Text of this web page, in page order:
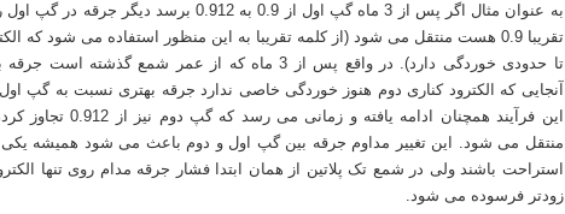
به عنوان مثال اگر پس از 3 ماه گپ اول از 0.9 به
تا حدودی خوردگی دارد). در واقع پس از 3 ماه که از عمر شمع
آنجایی که الکترود کناری دوم هنوز خوردگی خاصی ندارد جرقه بهتری نسبت به گپ
این فرآیند همچنان ادامه
منتقل می شود. این تغییر مداوم جرقه بین گپ اول و دوم باعث می شود همیشه یکی
استراحت باشند ولی در شمع تک پلاتین از همان ابتدا فشار جرقه مدام روی تنها
زودتر فرسوده می شود.